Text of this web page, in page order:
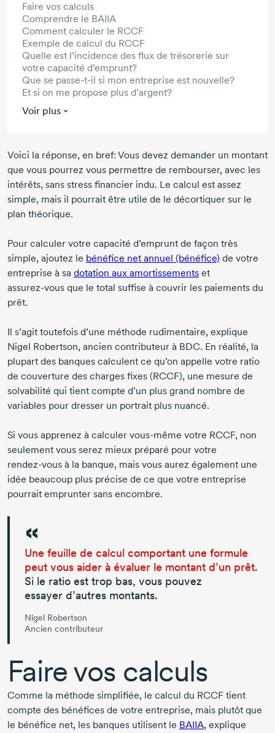
Faire vos calculs
Comprendre le BAIIA
Comment calculer le RCCF
Exemple de calcul du RCCF
Quelle est l’incidence des flux de trésorerie sur
votre capacité d’emprunt?
Que se passe-t-il si mon entreprise est nouvelle?
Et si on me propose plus d’argent?
Voir plus
Voici la réponse, en bref: Vous devez demander un montant
que vous pourrez vous permettre de rembourser, avec les
intérêts, sans stress financier indu. Le calcul est assez
simple, mais il pourrait être utile de le décortiquer sur le
plan théorique.
Pour calculer votre capacité d’emprunt de façon très
simple, ajoutez le bénéfice net annuel (bénéfice) de votre
entreprise à sa dotation aux amortissements et
assurez-vous que le total suffise à couvrir les paiements du
prêt.
Il s’agit toutefois d’une méthode rudimentaire, explique
Nigel Robertson, ancien contributeur à BDC. En réalité, la
plupart des banques calculent ce qu’on appelle votre ratio
de couverture des charges fixes (RCCF), une mesure de
solvabilité qui tient compte d’un plus grand nombre de
variables pour dresser un portrait plus nuancé.
Si vous apprenez à calculer vous-même votre RCCF, non
seulement vous serez mieux préparé pour votre
rendez-vous à la banque, mais vous aurez également une
idée beaucoup plus précise de ce que votre entreprise
pourrait emprunter sans encombre.
Une feuille de calcul comportant une formule
peut vous aider à évaluer le montant d’un prêt.
Si le ratio est trop bas, vous pouvez
essayer d’autres montants.
Nigel Robertson
Ancien contributeur
Faire vos calculs
Comme la méthode simplifiée, le calcul du RCCF tient
compte des bénéfices de votre entreprise, mais plutôt que
le bénéfice net, les banques utilisent le BAIIA, explique